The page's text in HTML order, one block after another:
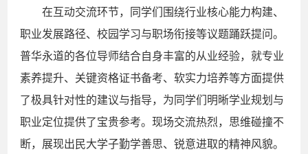
在互动交流环节，同学们围绕行业核心能力构建、
职业发展路径、校园学习与职场衔接等议题踊跃提问。
普华永道的各位导师结合自身丰富的从业经验，就专业
素养提升、关键资格证书备考、软实力培养等方面提供
了极具针对性的建议与指导，为同学们明晰学业规划与
职业定位提供了宝贵参考。现场交流热烈，思维碰撞不
断，展现出民大学子勤学善思、锐意进取的精神风貌。